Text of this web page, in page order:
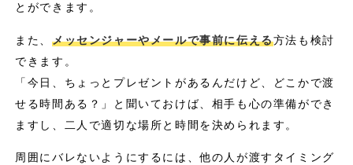
とができます。
また、 メッセンジャーやメールで事前に伝える方法も検討
できます。
「今日、ちょっとプレゼントがあるんだけど、どこかで渡
せる時間ある？」と聞いておけば、相手も心の準備ができ
ますし、二人で適切な場所と時間を決められます。
周囲にバレないようにするには、他の人が渡すタイミング